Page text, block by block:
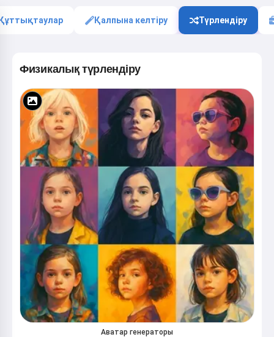
Қалпына келтіру Түрлендіру
Физикалық түрлендіру
Аватар генераторы